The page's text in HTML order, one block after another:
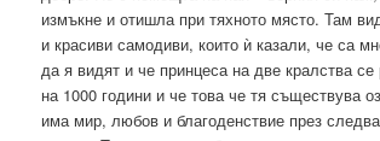
измъкне и отишла при тяхното място. Там
и красиви самодиви, които ѝ казали, че са
да я видят и че принцеса на две кралства
на 1000 години и че това че тя съществува
има мир, любов и благоденствие през